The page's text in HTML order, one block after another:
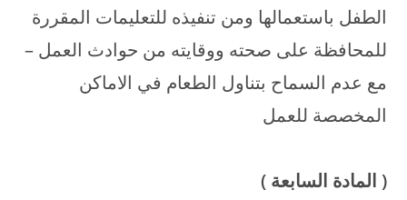
الطفل باستعمالها ومن تنفيذه للتعليمات المقررة
للمحافظة على صحته ووقايته من حوادث العمل –
مع عدم السماح بتناول الطعام في الاماكن
المخصصة للعمل
( المادة السابعة )